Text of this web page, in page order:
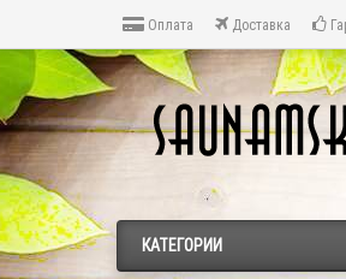
Оплата Доставка
КАТЕГОРИИ